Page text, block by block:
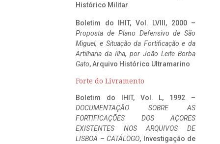
Histórico Militar
Boletim do IHIT, Vol. LVIII, 2000 –
Proposta de Plano Defensivo de São
Miguel, e Situação da Fortificação e da
Artilharia da Ilha, por João Leite Borba
Gato, Arquivo Histórico Ultramarino
Forte do Livramento
Boletim do IHIT, Vol. L, 1992 –
DOCUMENTAÇÃO SOBRE AS
FORTIFICAÇÕES DOS AÇORES
EXISTENTES NOS ARQUIVOS DE
LISBOA – CATÁLOGO, Investigação de